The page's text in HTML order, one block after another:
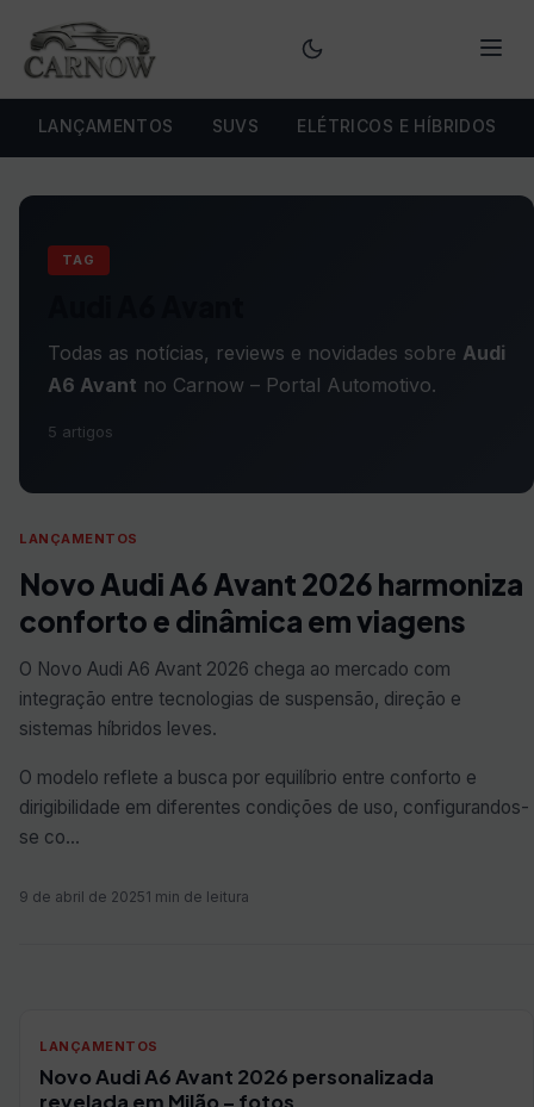
LANÇAMENTOS SUVS ELÉTRICOS E HÍBRIDOS
TAG
Todas as notícias, reviews e novidades sobre Audi
A6 Avant no Carnow – Portal Automotivo.
5 artigos
LANÇAMENTOS
Novo Audi A6 Avant 2026 harmoniza
conforto e dinâmica em viagens
O Novo Audi A6 Avant 2026 chega ao mercado com
integração entre tecnologias de suspensão, direção e
sistemas híbridos leves.
O modelo reflete a busca por equilíbrio entre conforto e
dirigibilidade em diferentes condições de uso, configurandos-
se co…
9 de abril de 20251 min de leitura
LANÇAMENTOS
Novo Audi A6 Avant 2026 personalizada
revelada em Milão – fotos